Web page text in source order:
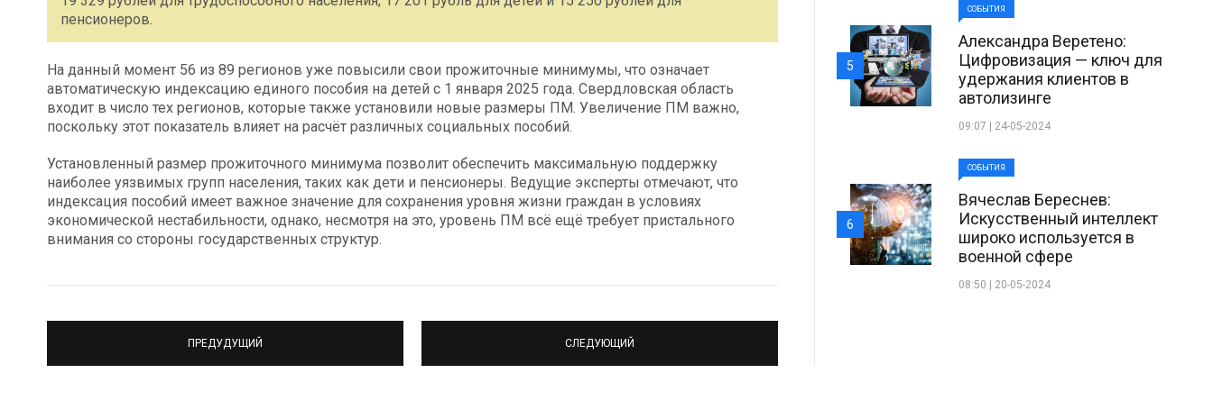
пенсионеров.
На данный момент 56 из 89 регионов уже повысили свои прожиточные минимумы, что означает
автоматическую индексацию единого пособия на детей с 1 января 2025 года. Свердловская область
входит в число тех регионов, которые также установили новые размеры ПМ. Увеличение ПМ важно,
поскольку этот показатель влияет на расчёт различных социальных пособий.
Установленный размер прожиточного минимума позволит обеспечить максимальную поддержку
наиболее уязвимых групп населения, таких как дети и пенсионеры. Ведущие эксперты отмечают, что
индексация пособий имеет важное значение для сохранения уровня жизни граждан в условиях
экономической нестабильности, однако, несмотря на это, уровень ПМ всё ещё требует пристального
внимания со стороны государственных структур.
ПРЕДУДУЩИЙ СЛЕДУЮЩИЙ
СОБЫТИЯ
Александра Веретено:
Цифровизация — ключ для
удержания клиентов в
автолизинге
09:07 | 24-05-2024
5
СОБЫТИЯ
Вячеслав Береснев:
Искусственный интеллект
широко используется в
военной сфере
08:50 | 20-05-2024
6